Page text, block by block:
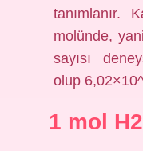
tanımlanır.
molünde,
sayısı
olup
1 mol